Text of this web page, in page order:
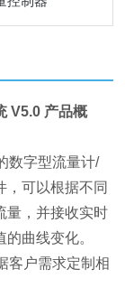
V5.0 产品概
数字型流量计/
，可以根据不同
量，并接收实时
曲线变化。
客户需求定制相